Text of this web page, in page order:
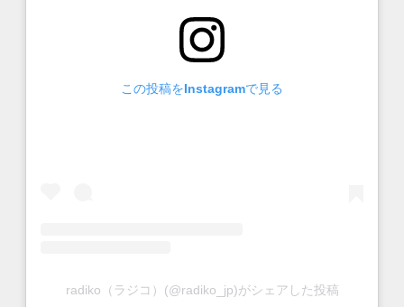
この投稿をInstagramで見る
radiko（ラジコ）(@radiko_jp)がシェアした投稿